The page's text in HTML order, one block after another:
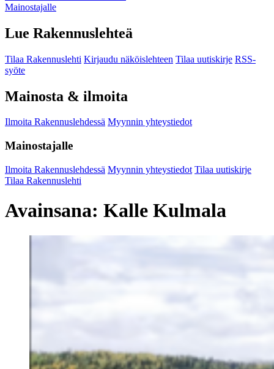
Mainostajalle
Lue Rakennuslehteä
Tilaa Rakennuslehti Kirjaudu näköislehteen Tilaa uutiskirje RSS-
syöte
Mainosta & ilmoita
Ilmoita Rakennuslehdessä Myynnin yhteystiedot
Mainostajalle
Ilmoita Rakennuslehdessä Myynnin yhteystiedot Tilaa uutiskirje
Tilaa Rakennuslehti
Avainsana: Kalle Kulmala